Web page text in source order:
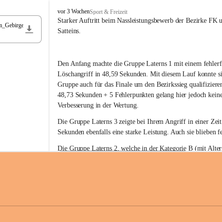
F
r
e
l
l
i
g
e
F
e
u
e
r
w
t
vor 3 WochenSport & Freizeit
Starker Auftritt beim Nassleistungsbewerb der Bezirke FK
Satteins.
Den Anfang machte die Gruppe Laterns 1 mit einem
Löschangriff in 48,59 Sekunden. Mit diesem Lauf konnte
Gruppe auch für das Finale um den Bezirkssieg
48,73 Sekunden + 5 Fehlerpunkten gelang hier jedoch
Verbesserung in der Wertung.
Die Gruppe Laterns 3 zeigte bei Ihrem Angriff in einer
Sekunden ebenfalls eine starke Leistung. Auch sie blieben
Die Gruppe Laterns 2, welche in der Kategorie B (mit